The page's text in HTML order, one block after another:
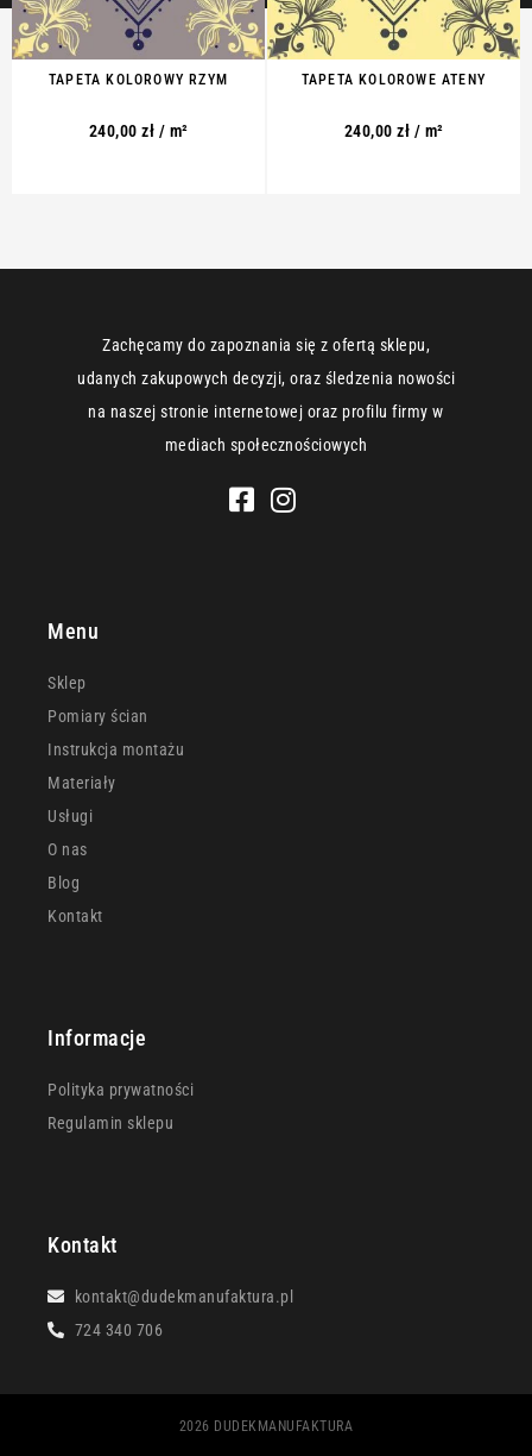
TAPETA KOLOROWY RZYM
240,00 zł / m²
TAPETA KOLOROWE ATENY
240,00 zł / m²
Zachęcamy do zapoznania się z ofertą sklepu,
udanych zakupowych decyzji, oraz śledzenia nowości
na naszej stronie internetowej oraz profilu firmy w
mediach społecznościowych
Kontakt
kontakt@dudekmanufaktura.pl
724 340 706
Informacje
Polityka prywatności
Regulamin sklepu
Menu
Sklep
Pomiary ścian
Instrukcja montażu
Materiały
Usługi
O nas
Blog
Kontakt
2026 DUDEKMANUFAKTURA